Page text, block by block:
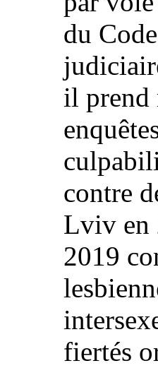
du
il prend
contre
Lviv en
2019
fiertés